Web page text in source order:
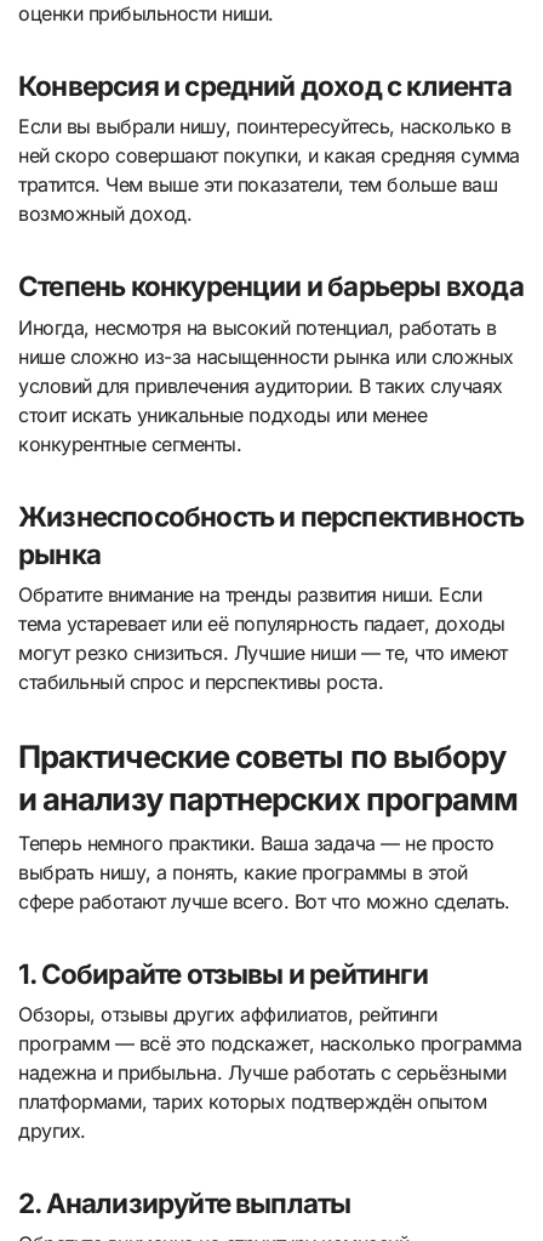
оценки прибыльности ниши.
Конверсия и средний доход с клиента
Если вы выбрали нишу, поинтересуйтесь, насколько в
ней скоро совершают покупки, и какая средняя сумма
тратится. Чем выше эти показатели, тем больше ваш
возможный доход.
Степень конкуренции и барьеры входа
Иногда, несмотря на высокий потенциал, работать в
нише сложно из-за насыщенности рынка или сложных
условий для привлечения аудитории. В таких случаях
стоит искать уникальные подходы или менее
конкурентные сегменты.
Жизнеспособность и перспективность
рынка
Обратите внимание на тренды развития ниши. Если
тема устаревает или её популярность падает, доходы
могут резко снизиться. Лучшие ниши — те, что имеют
стабильный спрос и перспективы роста.
Практические советы по выбору
и анализу партнерских программ
Теперь немного практики. Ваша задача — не просто
выбрать нишу, а понять, какие программы в этой
сфере работают лучше всего. Вот что можно сделать.
1. Собирайте отзывы и рейтинги
Обзоры, отзывы других аффилиатов, рейтинги
программ — всё это подскажет, насколько программа
надежна и прибыльна. Лучше работать с серьёзными
платформами, тарих которых подтверждён опытом
других.
2. Анализируйте выплаты